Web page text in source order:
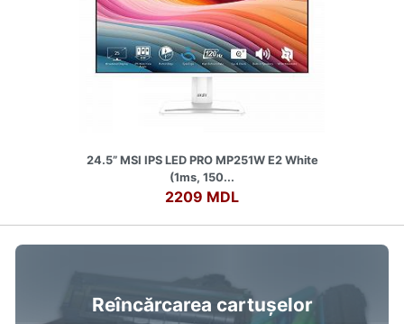
24.5” MSI IPS LED PRO MP251W E2 White
(1ms, 150...
2209 MDL
Reîncărcarea cartușelor